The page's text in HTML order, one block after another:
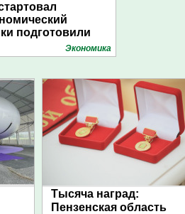
подготовили
Экономика
Тысяча наград:
Пензенская область